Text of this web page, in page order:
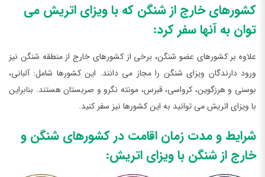
کشورهای خارج از شنگن که با ویزای اتریش می
توان به آنها سفر کرد:
علاوه بر کشورهای عضو شنگن، برخی از کشورهای خارج از منطقه شنگن نیز
ورود دارندگان ویزای شنگن را مجاز می دانند. این کشورها شامل: آلبانی،
بوسنی و هرزگوین، کرواسی، قبرس، مونته نگرو و صربستان هستند. بنابراین
با ویزای اتریش می توانید به این کشورها نیز سفر کنید.
شرایط و مدت زمان اقامت در کشورهای شنگن و
خارج از شنگن با ویزای اتریش: